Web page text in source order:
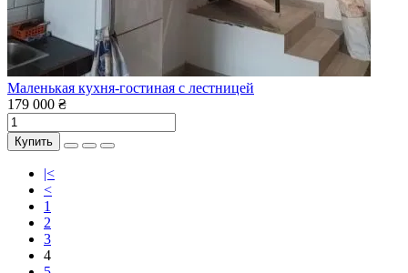
Маленькая кухня-гостиная с лестницей
179 000 ₴
Купить
|<
<
1
2
3
4